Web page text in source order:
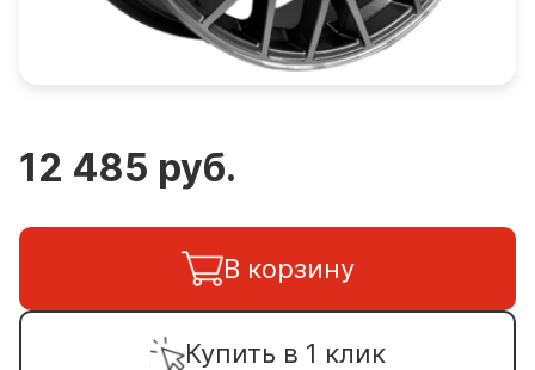
12 485 руб.
В корзину
Купить в 1 клик